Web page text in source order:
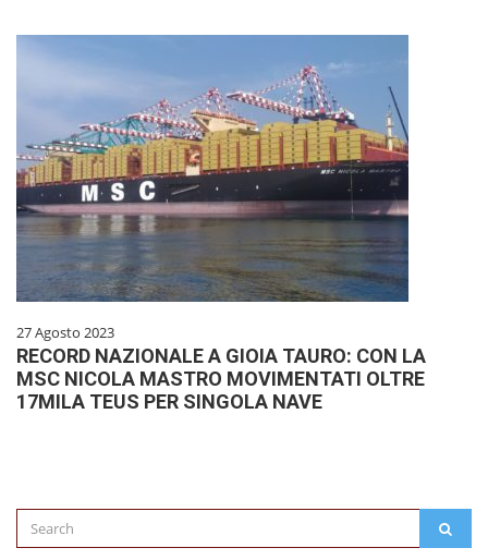
27 Agosto 2023
RECORD NAZIONALE A GIOIA TAURO: CON LA
MSC NICOLA MASTRO MOVIMENTATI OLTRE
17MILA TEUS PER SINGOLA NAVE
Search
for: